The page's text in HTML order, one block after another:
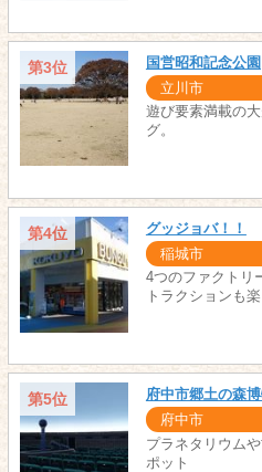
第3位 国営昭和記念公園
立川市
遊び要素満載の
グ。
第4位 グッジョバ！！
稲城市
4つのファクトリ
トラクションも
第5位 府中市郷土の森
府中市
プラネタリウム
ポット